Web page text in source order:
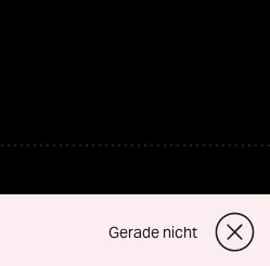
Gerade nicht